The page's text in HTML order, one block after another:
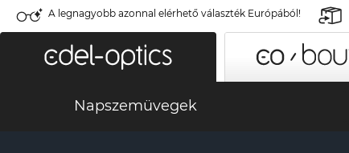
A legnagyobb azonnal elérhető választék Európából!
Napszemüvegek